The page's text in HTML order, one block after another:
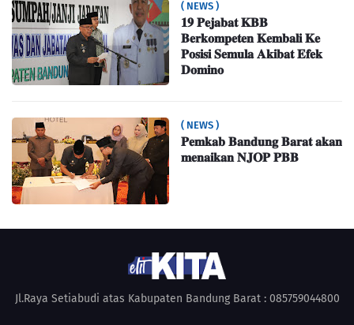
( NEWS )
𝟏𝟗 𝐏𝐞𝐣𝐚𝐛𝐚𝐭 𝐊𝐁𝐁
𝐁𝐞𝐫𝐤𝐨𝐦𝐩𝐞𝐭𝐞𝐧 𝐊𝐞𝐦𝐛𝐚𝐥𝐢 𝐊𝐞
𝐏𝐨𝐬𝐢𝐬𝐢 𝐒𝐞𝐦𝐮𝐥𝐚 𝐀𝐤𝐢𝐛𝐚𝐭 𝐄𝐟𝐞𝐤
𝐃𝐨𝐦𝐢𝐧𝐨
( NEWS )
𝐏𝐞𝐦𝐤𝐚𝐛 𝐁𝐚𝐧𝐝𝐮𝐧𝐠 𝐁𝐚𝐫𝐚𝐭 𝐚𝐤𝐚𝐧
𝐦𝐞𝐧𝐚𝐢𝐤𝐚𝐧 𝐍𝐉𝐎𝐏 𝐏𝐁𝐁
Jl.Raya Setiabudi atas Kabupaten Bandung Barat : 085759044800